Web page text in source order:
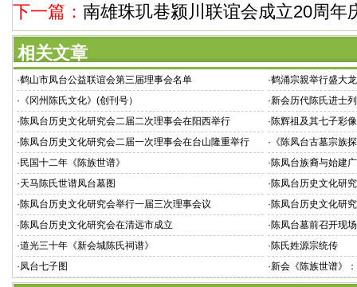
下一篇： 南雄珠玑巷颍川联谊会成立20周年
相关文章
·鹤山市凤台公益联谊会第三届理事会名单 ·鹤涌宗親举行盛大
· 《冈州陈氏文化》(创刊号） ·新会历代陈氏进士
·陈凤台历史文化研究会二届二次理事会在阳西举行 ·陈辉祖及其七子彩像
·陈凤台历史文化研究会二届一次理事会在台山隆重举行 · 《陈凤台古墓宗族
· 民国十二年《陈族世谱》 ·陈凤台族裔与始建
·天马陈氏世谱凤台墓图 ·陈凤台历史文化研
·陈凤台历史文化研究会举行一届三次理事会议 ·陈凤台历史文化研
·陈凤台历史文化研究会在清远市成立 ·陈凤台墓前召开现
·道光三十年《新会城陈氏祠谱》 ·陈氏姓源宗统传
·凤台七子图 ·新会《陈族世谱》